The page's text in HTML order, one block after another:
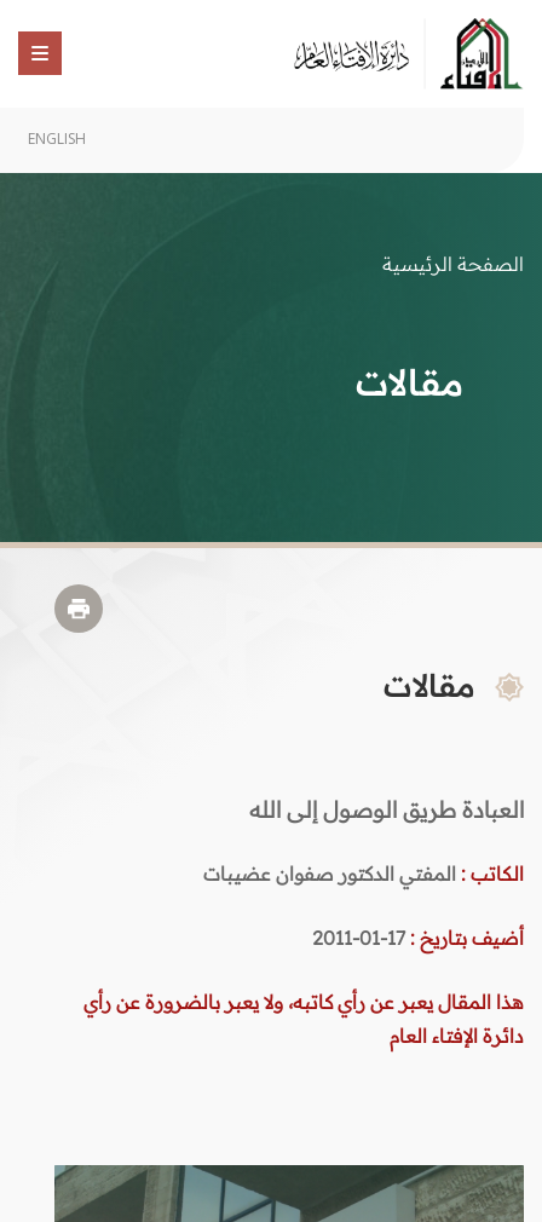
ENGLISH
الصفحة الرئيسية
مقالات
مقالات
العبادة طريق الوصول إلى الله
الكاتب : المفتي الدكتور صفوان عضيبات
أضيف بتاريخ :17-01-2011
هذا المقال يعبر عن رأي كاتبه، ولا يعبر بالضرورة عن رأي
دائرة الإفتاء العام